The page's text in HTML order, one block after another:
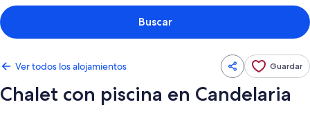
Buscar
Ver todos los alojamientos Guardar
Chalet con piscina en Candelaria